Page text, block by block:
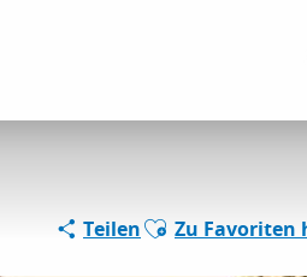
TeilenAjouter aux
Zu Favoriten